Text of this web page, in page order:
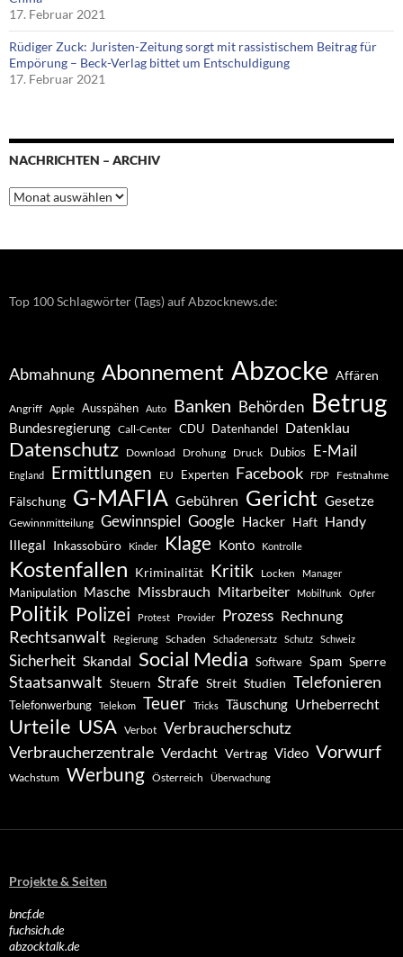
17. Februar 2021
Rüdiger Zuck: Juristen-Zeitung sorgt mit rassistischem Beitrag für
Empörung – Beck-Verlag bittet um Entschuldigung
17. Februar 2021
NACHRICHTEN – ARCHIV
Nachrichten
–
Top 100 Schlagwörter (Tags) auf Abzocknews.de:
Abmahnung Abonnement Abzocke Affären
Angriff Apple Ausspähen Auto Banken Behörden Betrug
Bundesregierung Call-Center CDU Datenhandel Datenklau
Datenschutz Download Drohung Druck Dubios E-Mail
England Ermittlungen EU Experten Facebook FDP Festnahme
Fälschung G-MAFIA Gebühren Gericht Gesetze
Gewinnmitteilung Gewinnspiel Google Hacker Haft Handy
Illegal Inkassobüro Kinder Klage Konto Kontrolle
Kostenfallen Kriminalität Kritik Locken Manager
Manipulation Masche Missbrauch Mitarbeiter Mobilfunk Opfer
Politik Polizei Protest Provider Prozess Rechnung
Rechtsanwalt Regierung Schaden Schadenersatz Schutz Schweiz
Sicherheit Skandal Social Media Software Spam Sperre
Staatsanwalt Steuern Strafe Streit Studien Telefonieren
Telefonwerbung Telekom Teuer Tricks Täuschung Urheberrecht
Urteile USA Verbot Verbraucherschutz
Verbraucherzentrale Verdacht Vertrag Video Vorwurf
Wachstum Werbung Österreich Überwachung
Projekte & Seiten
bncf.de
fuchsich.de
abzocktalk.de